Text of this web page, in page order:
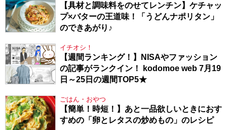
【具材と調味料をのせてレンチン】ケチャッ
プ×バターの王道味！「うどんナポリタン」
のできあがり♪
イチオシ！
【週間ランキング！】NISAやファッション
の記事がランクイン！ kodomoe web 7月19
日～25日の週間TOP5★
ごはん・おやつ
【簡単！時短！】あと一品欲しいときにおす
すめの「卵とレタスの炒めもの」のレシピ